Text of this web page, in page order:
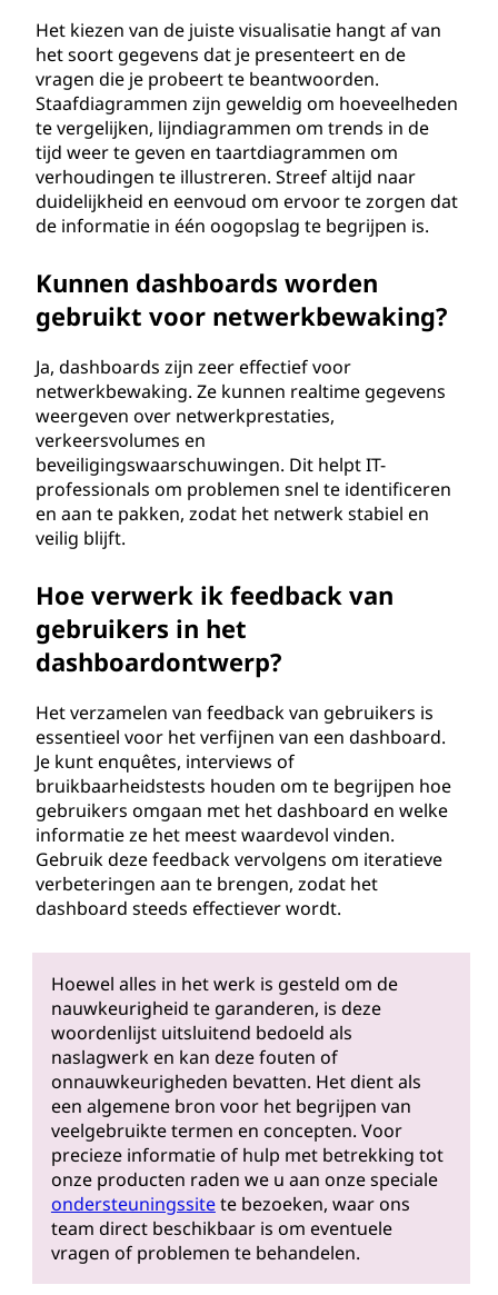
Het kiezen van de juiste visualisatie hangt af van
het soort gegevens dat je presenteert en de
vragen die je probeert te beantwoorden.
Staafdiagrammen zijn geweldig om hoeveelheden
te vergelijken, lijndiagrammen om trends in de
tijd weer te geven en taartdiagrammen om
verhoudingen te illustreren. Streef altijd naar
duidelijkheid en eenvoud om ervoor te zorgen dat
de informatie in één oogopslag te begrijpen is.
Kunnen dashboards worden
gebruikt voor netwerkbewaking?
Ja, dashboards zijn zeer effectief voor
netwerkbewaking. Ze kunnen realtime gegevens
weergeven over netwerkprestaties,
verkeersvolumes en
beveiligingswaarschuwingen. Dit helpt IT-
professionals om problemen snel te identificeren
en aan te pakken, zodat het netwerk stabiel en
veilig blijft.
Hoe verwerk ik feedback van
gebruikers in het
dashboardontwerp?
Het verzamelen van feedback van gebruikers is
essentieel voor het verfijnen van een dashboard.
Je kunt enquêtes, interviews of
bruikbaarheidstests houden om te begrijpen hoe
gebruikers omgaan met het dashboard en welke
informatie ze het meest waardevol vinden.
Gebruik deze feedback vervolgens om iteratieve
verbeteringen aan te brengen, zodat het
dashboard steeds effectiever wordt.
Hoewel alles in het werk is gesteld om de
nauwkeurigheid te garanderen, is deze
woordenlijst uitsluitend bedoeld als
naslagwerk en kan deze fouten of
onnauwkeurigheden bevatten. Het dient als
een algemene bron voor het begrijpen van
veelgebruikte termen en concepten. Voor
precieze informatie of hulp met betrekking tot
onze producten raden we u aan onze speciale
ondersteuningssitete bezoeken, waar ons
team direct beschikbaar is om eventuele
vragen of problemen te behandelen.